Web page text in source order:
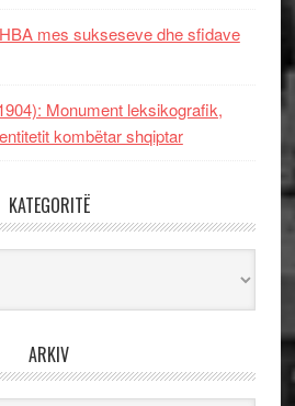
mes sukseseve dhe sfidave
Monument leksikografik,
kombëtar shqiptar
KATEGORITË
ARKIV